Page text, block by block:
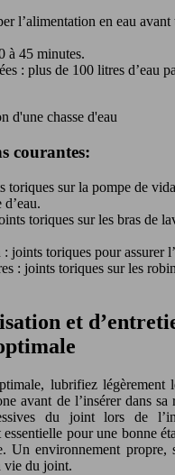
l’alimentation en eau avant
à 45 minutes.
: plus de 100 litres d’eau
courantes:
toriques sur la pompe de
d’eau.
toriques sur les bras de
joints toriques pour assurer
: joints toriques sur les
et
lubrifiez légèrement
avant de l’insérer dans sa
du joint lors de
pour une bonne
Un environnement propre,
vie du joint.